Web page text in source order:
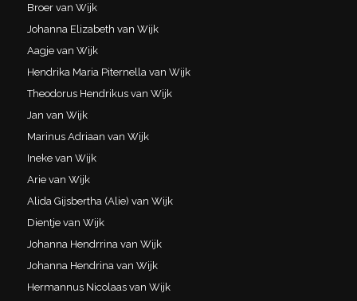
Broer van Wijk
Johanna Elizabeth van Wijk
Aagje van Wijk
Hendrika Maria Piternella van Wijk
Theodorus Hendrikus van Wijk
Jan van Wijk
Marinus Adriaan van Wijk
Ineke van Wijk
Arie van Wijk
Alida Gijsbertha (Alie) van Wijk
Dientje van Wijk
Johanna Hendrrina van Wijk
Johanna Hendrina van Wijk
Hermannus Nicolaas van Wijk